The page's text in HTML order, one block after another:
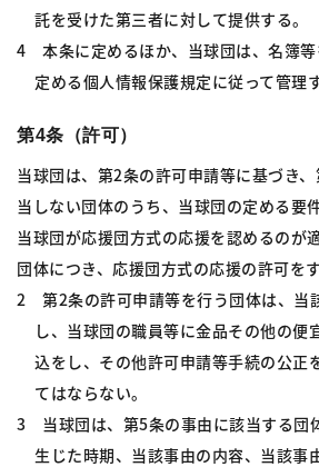
託を受けた第三者に対して提供する。
4 本条に定めるほか、当球団は、名簿等
定める個人情報保護規定に従って管理す
第4条（許可）
当球団は、第2条の許可申請等に基づき
当しない団体のうち、当球団の定める要
当球団が応援団方式の応援を認めるのが
団体につき、応援団方式の応援の許可をす
2 第2条の許可申請等を行う団体は、当
し、当球団の職員等に金品その他の便
込をし、その他許可申請等手続の公正
てはならない。
3 当球団は、第5条の事由に該当する団
生じた時期、当該事由の内容、当該事